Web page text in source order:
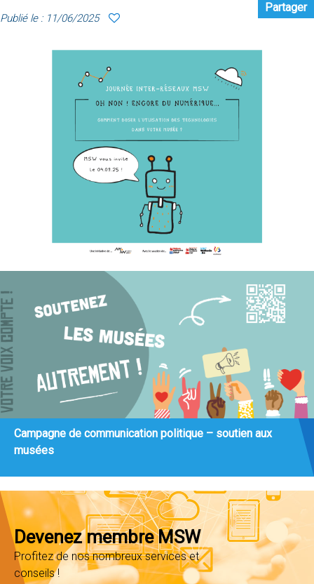
Publié le : 11/06/2025
Partager
Campagne de communication politique – soutien aux
musées
Devenez membre MSW
Profitez de nos nombreux services et
conseils !